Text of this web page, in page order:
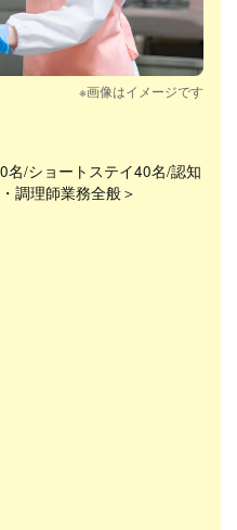
※画像はイメージです
名/ショートステイ40名/認知
調理師業務全般＞